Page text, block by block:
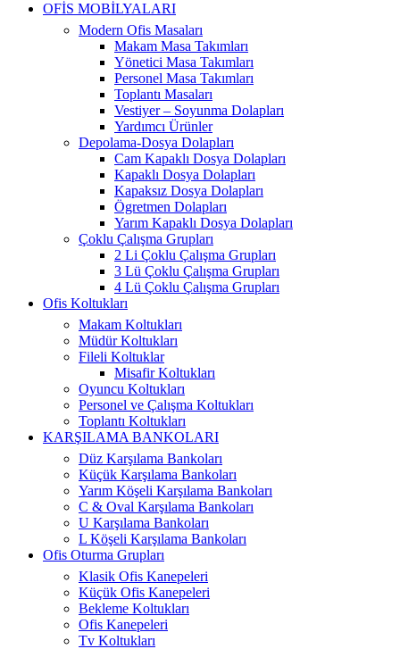
OFİS MOBİLYALARI
Modern Ofis Masaları
Makam Masa Takımları
Yönetici Masa Takımları
Personel Masa Takımları
Toplantı Masaları
Vestiyer – Soyunma Dolapları
Yardımcı Ürünler
Depolama-Dosya Dolapları
Cam Kapaklı Dosya Dolapları
Kapaklı Dosya Dolapları
Kapaksız Dosya Dolapları
Ögretmen Dolapları
Yarım Kapaklı Dosya Dolapları
Çoklu Çalışma Grupları
2 Li Çoklu Çalışma Grupları
3 Lü Çoklu Çalışma Grupları
4 Lü Çoklu Çalışma Grupları
Ofis Koltukları
Makam Koltukları
Müdür Koltukları
Fileli Koltuklar
Misafir Koltukları
Oyuncu Koltukları
Personel ve Çalışma Koltukları
Toplantı Koltukları
KARŞILAMA BANKOLARI
Düz Karşılama Bankoları
Küçük Karşılama Bankoları
Yarım Köşeli Karşılama Bankoları
C & Oval Karşılama Bankoları
U Karşılama Bankoları
L Köşeli Karşılama Bankoları
Ofis Oturma Grupları
Klasik Ofis Kanepeleri
Küçük Ofis Kanepeleri
Bekleme Koltukları
Ofis Kanepeleri
Tv Koltukları